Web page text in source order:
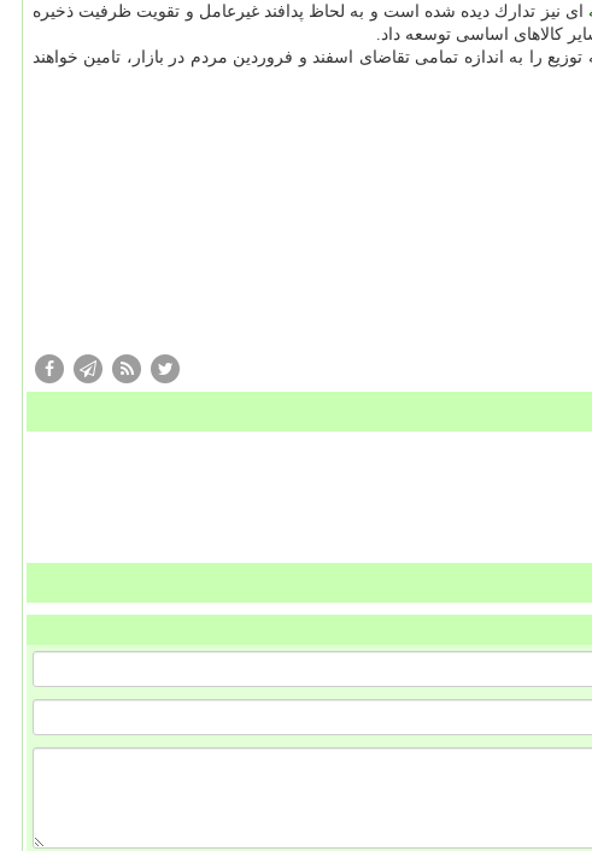
ای نیز تدارك دیده شده است و به لحاظ پدافند غیرعامل و تقویت ظرفیت ذخیره
كالاهای اساسی توسعه داد.
شبكه توزیع را به اندازه تمامی تقاضای اسفند و فروردین مردم در بازار، تامین خواهند